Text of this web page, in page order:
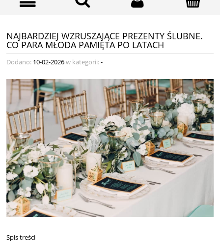
NAJBARDZIEJ WZRUSZAJĄCE PREZENTY ŚLUBNE.
CO PARA MŁODA PAMIĘTA PO LATACH
Dodano: 10-02-2026w kategorii:-
Spis treści